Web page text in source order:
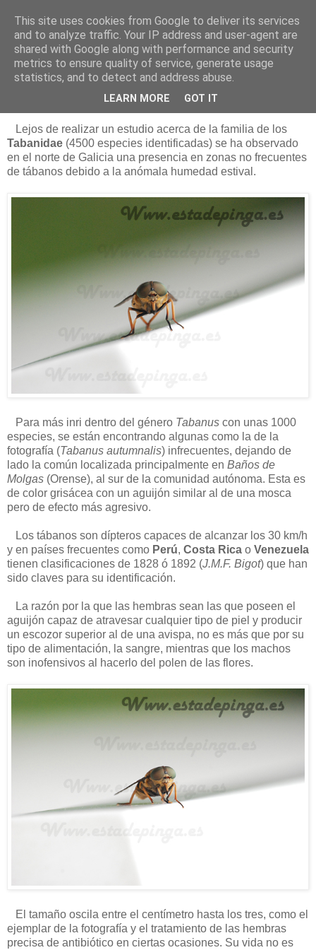
Está de pinga
19/8/12
Los tábanos autumnalis
Lejos de realizar un estudio acerca de la familia de los
Tabanidae (4500 especies identificadas) se ha observado
en el norte de Galicia una presencia en zonas no frecuentes
de tábanos debido a la anómala humedad estival.
Para más inri dentro del género Tabanus con unas 1000
especies, se están encontrando algunas como la de la
fotografía (Tabanus autumnalis) infrecuentes, dejando de
lado la común localizada principalmente en Baños de
Molgas (Orense), al sur de la comunidad autónoma. Esta es
de color grisácea con un aguijón similar al de una mosca
pero de efecto más agresivo.
Los tábanos son dípteros capaces de alcanzar los 30 km/h
y en países frecuentes como Perú, Costa Rica o Venezuela
tienen clasificaciones de 1828 ó 1892 (J.M.F. Bigot) que han
sido claves para su identificación.
La razón por la que las hembras sean las que poseen el
aguijón capaz de atravesar cualquier tipo de piel y producir
un escozor superior al de una avispa, no es más que por su
tipo de alimentación, la sangre, mientras que los machos
son inofensivos al hacerlo del polen de las flores.
El tamaño oscila entre el centímetro hasta los tres, como el
ejemplar de la fotografía y el tratamiento de las hembras
precisa de antibiótico en ciertas ocasiones. Su vida no es
This site uses cookies from Google to deliver its services
and to analyze traffic. Your IP address and user-agent are
shared with Google along with performance and security
metrics to ensure quality of service, generate usage
statistics, and to detect and address abuse.
LEARN MORE GOT IT